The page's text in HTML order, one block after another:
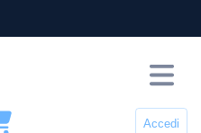
Accedi